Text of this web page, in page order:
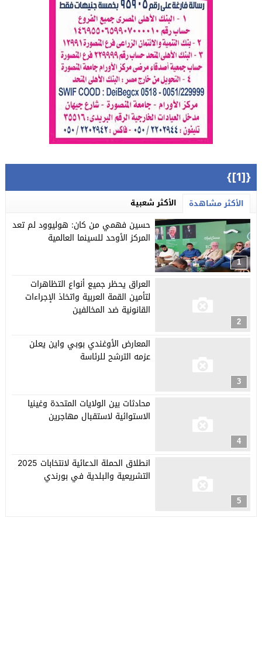
{[1]}
الأكثر مشاهدة الأكثر شعبية
1
حسين فهمي من كان: هوليوود لم تعد
المركز الأوحد للسينما العالمية
2
العراق يحظر جميع أنواع التظاهرات
لتأمين القمة العربية واتخاذ الإجراءات
القانونية ضد المخالفين
3
المعارض الأوغندي بوبي واين يعلن
عزمه الترشح للرئاسة
4
محادثات بين الولايات المتحدة وغينيا
الاستوائية لاستقبال مهاجرين
5
انطلاق الحملة الدعائية لانتخابات 2025
التشريعية والبلدية في بورندي